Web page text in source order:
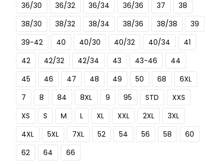
36/30
36/32 36/34 36/36 37
38
38/30
38/32 38/34 38/36 38/38
39
39-42
40 40/30 40/32 40/34
41
42
42/32 42/34 43 43-46
44
45
46 47 48 49 50 68
6XL
7
8 84 8XL 9 95 STD
XXS
XS
S M L XL XXL 2XL
3XL
4XL
5XL 7XL 52 54 56 58
60
62
64 66